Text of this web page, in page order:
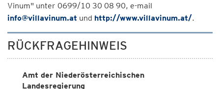
Vinum" unter 0699/10 30 08 90, e-mail
info@villavinum.at und http://www.villavinum.at/.
RÜCKFRAGEHINWEIS
Amt der Niederösterreichischen
Landesregierung